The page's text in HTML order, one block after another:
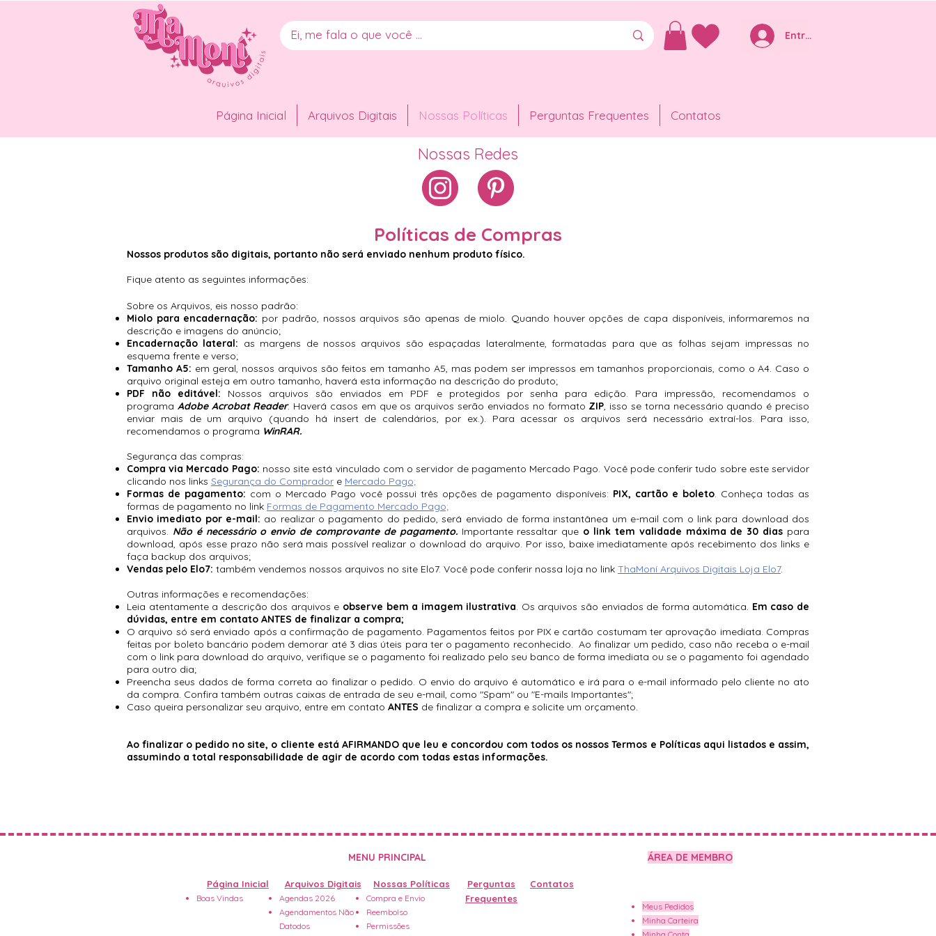
Entre ou Cadastre-se
Página Inicial Arquivos Digitais Nossas Políticas Perguntas Frequentes Contatos
Nossas Redes
Políticas de Compras
Nossos produtos são digitais, portanto não será enviado nenhum produto físico.
Fique atento as seguintes informações:
Sobre os Arquivos, eis nosso padrão:
Miolo para encadernação: por padrão, nossos arquivos são apenas de miolo. Quando houver opções de capa disponíveis, informaremos na
descrição e imagens do anúncio;
Encadernação lateral: as margens de nossos arquivos são espaçadas lateralmente, formatadas para que as folhas sejam impressas no
esquema frente e verso;
Tamanho A5: em geral, nossos arquivos são feitos em tamanho A5, mas podem ser impressos em tamanhos proporcionais, como o A4. Caso o
arquivo original esteja em outro tamanho, haverá esta informação na descrição do produto;
PDF não editável: Nossos arquivos são enviados em PDF e protegidos por senha para edição. Para impressão, recomendamos o
programa Adobe Acrobat Reader. Haverá casos em que os arquivos serão enviados no formato ZIP, isso se torna necessário quando é preciso
enviar mais de um arquivo (quando há insert de calendários, por ex.). Para acessar os arquivos será necessário extraí-los. Para isso,
recomendamos o programa WinRAR.
Segurança das compras:
Compra via Mercado Pago: nosso site está vinculado com o servidor de pagamento Mercado Pago. Você pode conferir tudo sobre este servidor
clicando nos links Segurança do Comprador e Mercado Pago;
Formas de pagamento: com o Mercado Pago você possui três opções de pagamento disponíveis: PIX, cartão e boleto. Conheça todas as
formas de pagamento no link Formas de Pagamento Mercado Pago;
Envio imediato por e-mail: ao realizar o pagamento do pedido, será enviado de forma instantânea um e-mail com o link para download dos
arquivos. Não é necessário o envio de comprovante de pagamento. Importante ressaltar que o link tem validade máxima de 30 dias para
download, após esse prazo não será mais possível realizar o download do arquivo. Por isso, baixe imediatamente após recebimento dos links e
faça backup dos arquivos;
Vendas pelo Elo7: também vendemos nossos arquivos no site Elo7. Você pode conferir nossa loja no link ThaMoní Arquivos Digitais Loja Elo7.
Outras informações e recomendações:
Leia atentamente a descrição dos arquivos e observe bem a imagem ilustrativa. Os arquivos são enviados de forma automática. Em caso de
dúvidas, entre em contato ANTES de finalizar a compra;
O arquivo só será enviado após a confirmação de pagamento. Pagamentos feitos por PIX e cartão costumam ter aprovação imediata. Compras
feitas por boleto bancário podem demorar até 3 dias úteis para ter o pagamento reconhecido. Ao finalizar um pedido, caso não receba o e-mail
com o link para download do arquivo, verifique se o pagamento foi realizado pelo seu banco de forma imediata ou se o pagamento foi agendado
para outro dia;
Preencha seus dados de forma correta ao finalizar o pedido. O envio do arquivo é automático e irá para o e-mail informado pelo cliente no ato
da compra. Confira também outras caixas de entrada de seu e-mail, como "Spam" ou "E-mails Importantes";
Caso queira personalizar seu arquivo, entre em contato ANTES de finalizar a compra e solicite um orçamento.
Ao finalizar o pedido no site, o cliente está AFIRMANDO que leu e concordou com todos os nossos Termos e Políticas aqui listados e assim,
assumindo a total responsabilidade de agir de acordo com todas estas informações.
MENU PRINCIPAL
Página Inicial
Boas Vindas
Arquivos Digitais
Agendas 2026
Agendamentos Não
Datodos
Nossas Políticas
Compra e Envio
Reembolso
Permissões
Perguntas
Frequentes
Contatos
ÁREA DE MEMBRO
Meus Pedidos
Minha Carteira